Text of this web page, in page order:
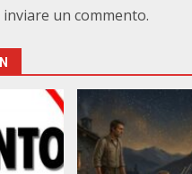
un commento.